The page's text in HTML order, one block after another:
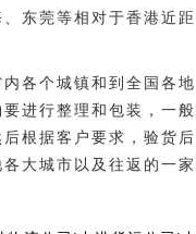
东莞等相对于香港近
各个城镇和到全国各
进行整理和包装，一般
根据客户要求，验货
大城市以及往返的一家